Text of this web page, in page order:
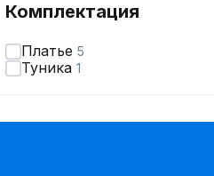
AVEEVA66
AXXA67
Abbi110
Alani Collection166
Комплектация
Платье 5
Туника 1